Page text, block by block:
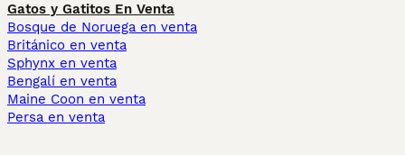
Gatos y Gatitos En Venta
Bosque de Noruega en venta
Británico en venta
Sphynx en venta
Bengalí en venta
Maine Coon en venta
Persa en venta